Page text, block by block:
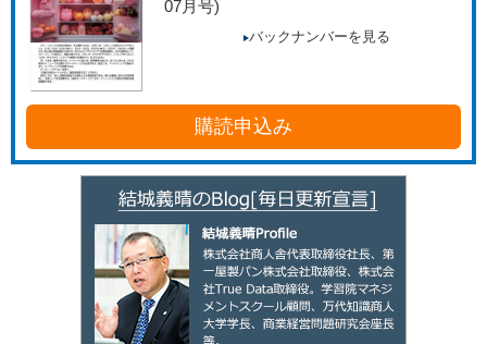
07月号)
バックナンバーを見る
購読申込み